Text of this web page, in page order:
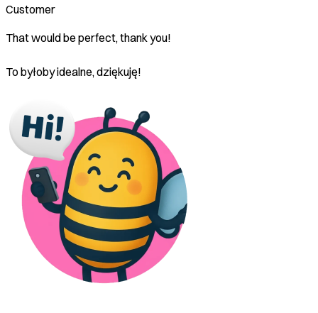
Customer
That would be perfect, thank you!
To byłoby idealne, dziękuję!